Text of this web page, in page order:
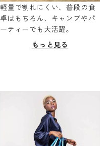
軽量で割れにくい、普段の食
卓はもちろん、キャンプやパ
ーティーでも大活躍。
もっと見る